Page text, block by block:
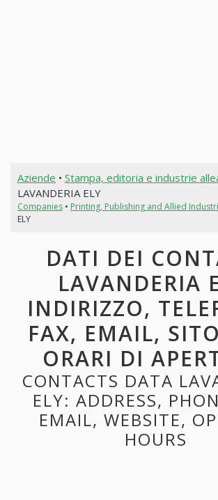
Aziende • Stampa, editoria e industrie
LAVANDERIA ELY
Companies• Printing, Publishing and Allied
ELY
DATI DEI
LAVANDERIA
INDIRIZZO,
FAX, EMAIL,
ORARI DI
CONTACTS DATA
ELY: ADDRESS,
EMAIL, WEBSITE,
HOURS